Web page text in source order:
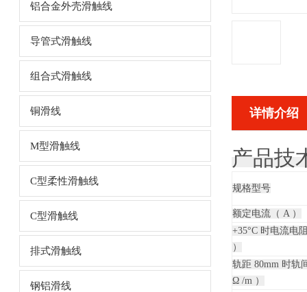
铝合金外壳滑触线
导管式滑触线
组合式滑触线
铜滑线
M型滑触线
C型柔性滑触线
C型滑触线
排式滑触线
钢铝滑线
详情介绍
产品技
规格型号
额定电流（ A ）
+35°C 时电流电
）
轨距 80mm 时轨
Ω /m ）